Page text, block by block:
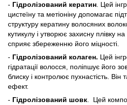
- Гідролізований кератин. Цей
цистеїну та метіоніну допомагає
структуру кератину волосяних
кутикулу і утворює захисну плівку
сприяє збереженню його міцності.
- Гідролізований колаген. Цей
гідратації волосся, поліпшує його
блиску і контролює пухнастість.
ефект.
- Гідролізований шовк. Цей